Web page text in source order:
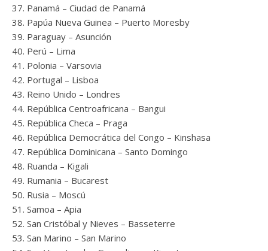
Panamá – Ciudad de Panamá
Papúa Nueva Guinea – Puerto Moresby
Paraguay – Asunción
Perú – Lima
Polonia – Varsovia
Portugal – Lisboa
Reino Unido – Londres
República Centroafricana – Bangui
República Checa – Praga
República Democrática del Congo – Kinshasa
República Dominicana – Santo Domingo
Ruanda – Kigali
Rumania – Bucarest
Rusia – Moscú
Samoa – Apia
San Cristóbal y Nieves – Basseterre
San Marino – San Marino